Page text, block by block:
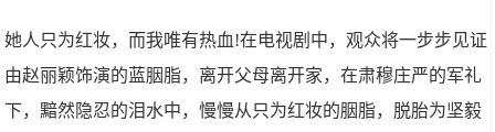
她人只为红妆，而我唯有热血!在电视剧中，观众将一步步见证
由赵丽颖饰演的蓝胭脂，离开父母离开家，在肃穆庄严的军礼
下，黯然隐忍的泪水中，慢慢从只为红妆的胭脂，脱胎为坚毅